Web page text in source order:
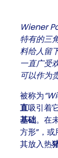
Wiener
特有的三
料给人留
一直广受
可以作为
被称为
直吸引着
基础。在
方形” ，或
其放入热